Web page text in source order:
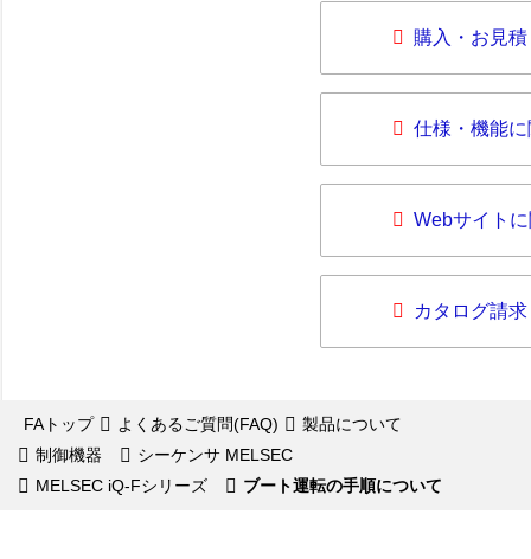
購入・お見
仕様・機能
Webサイト
カタログ請求
FAトップ よくあるご質問(FAQ)
製品について
制御機器
シーケンサ MELSEC
MELSEC iQ-Fシリーズ
ブート運転の手順について